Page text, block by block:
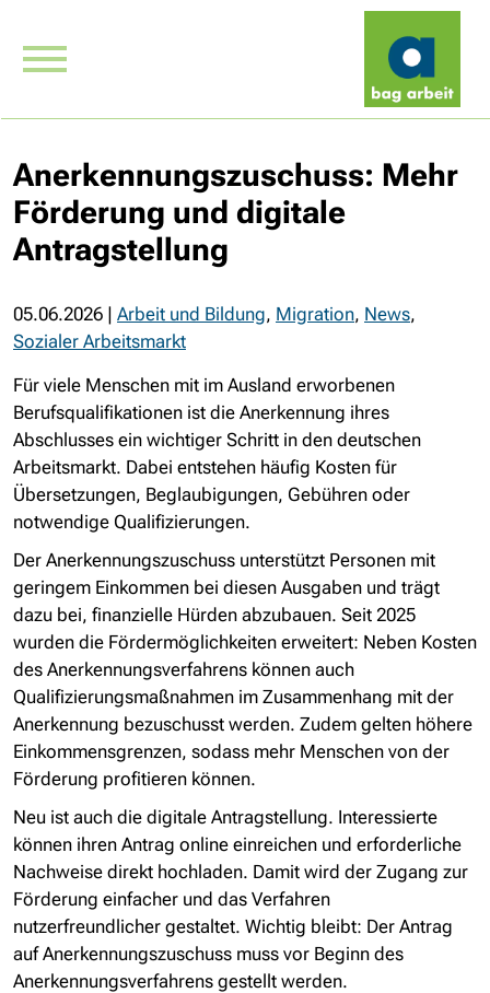
Anerkennungszuschuss: Mehr
Förderung und digitale
Antragstellung
05.06.2026 | Arbeit und Bildung, Migration, News,
Sozialer Arbeitsmarkt
Für viele Menschen mit im Ausland erworbenen
Berufsqualifikationen ist die Anerkennung ihres
Abschlusses ein wichtiger Schritt in den deutschen
Arbeitsmarkt. Dabei entstehen häufig Kosten für
Übersetzungen, Beglaubigungen, Gebühren oder
notwendige Qualifizierungen.
Der Anerkennungszuschuss unterstützt Personen mit
geringem Einkommen bei diesen Ausgaben und trägt
dazu bei, finanzielle Hürden abzubauen. Seit 2025
wurden die Fördermöglichkeiten erweitert: Neben Kosten
des Anerkennungsverfahrens können auch
Qualifizierungsmaßnahmen im Zusammenhang mit der
Anerkennung bezuschusst werden. Zudem gelten höhere
Einkommensgrenzen, sodass mehr Menschen von der
Förderung profitieren können.
Neu ist auch die digitale Antragstellung. Interessierte
können ihren Antrag online einreichen und erforderliche
Nachweise direkt hochladen. Damit wird der Zugang zur
Förderung einfacher und das Verfahren
nutzerfreundlicher gestaltet. Wichtig bleibt: Der Antrag
auf Anerkennungszuschuss muss vor Beginn des
Anerkennungsverfahrens gestellt werden.